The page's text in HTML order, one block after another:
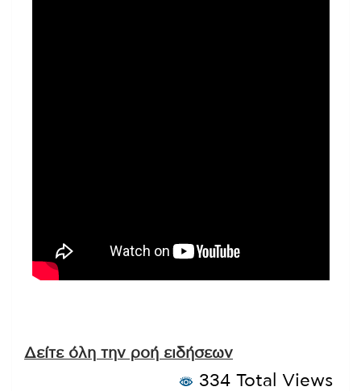
Δείτε όλη την ροή ειδήσεων
334 Total Views